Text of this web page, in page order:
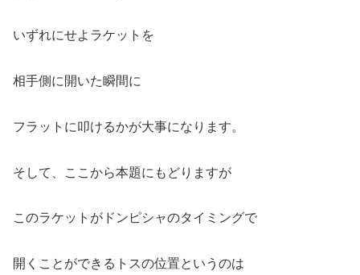
いずれにせよラケットを
相手側に開いた瞬間に
フラットに叩けるかが大事になります。
そして、ここから本題にもどりますが
このラケットがドンピシャのタイミングで
開くことができるトスの位置というのは